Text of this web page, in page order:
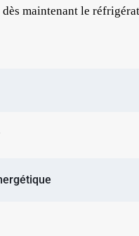
dès maintenant le
✱